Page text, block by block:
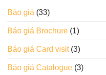
Báo giá (33)
Báo giá Brochure (1)
Báo giá Card visit(3)
Báo giá Catalogue (3)